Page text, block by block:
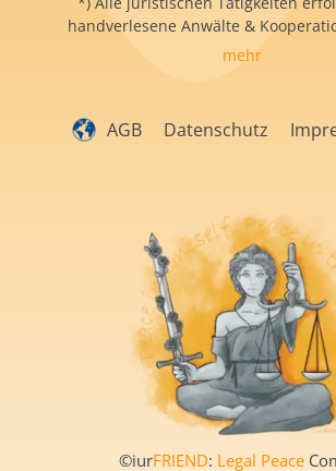
handverlesene Anwälte &
mehr
AGB Datenschutz
©iurFRIEND: Legal Peace